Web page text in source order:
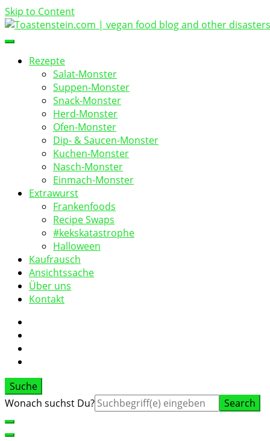
Skip to Content
Toastenstein.com
vegan food blog
Rezepte
Salat-Monster
Suppen-Monster
Snack-Monster
Herd-Monster
Ofen-Monster
Dip- & Saucen-Monster
Kuchen-Monster
Nasch-Monster
Einmach-Monster
Extrawurst
Frankenfoods
Recipe Swaps
#kekskatastrophe
Halloween
Kaufrausch
Ansichtssache
Über uns
Kontakt
Suche
Suche
Wonach suchst Du?